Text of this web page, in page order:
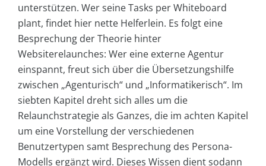
unterstützen. Wer seine Tasks per Whiteboard
plant, findet hier nette Helferlein. Es folgt eine
Besprechung der Theorie hinter
Websiterelaunches: Wer eine externe Agentur
einspannt, freut sich über die Übersetzungshilfe
zwischen „Agenturisch“ und „Informatikerisch“. Im
siebten Kapitel dreht sich alles um die
Relaunchstrategie als Ganzes, die im achten Kapitel
um eine Vorstellung der verschiedenen
Benutzertypen samt Besprechung des Persona-
Modells ergänzt wird. Dieses Wissen dient sodann